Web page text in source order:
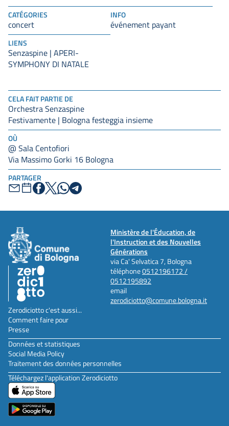
CELA FAIT PARTIE DE
Orchestra Senzaspine
Festivamente | Bologna festeggia insieme
OÙ
@ Sala Centofiori
Via Massimo Gorki 16 Bologna
PARTAGER
CATÉGORIES
concert
INFO
événement payant
LIENS
Senzaspine | APERI-
SYMPHONY DI NATALE
Ministère de l'Éducation, de
l'Instruction et des Nouvelles
Générations
via Ca' Selvatica 7, Bologna
téléphone0512196172 /
0512195892
email
zerodiciotto@comune.bologna.it
Zerodiciotto c'est aussi...
Comment faire pour
Presse
Données et statistiques
Social Media Policy
Traitement des données personnelles
Téléchargez l'application Zerodiciotto